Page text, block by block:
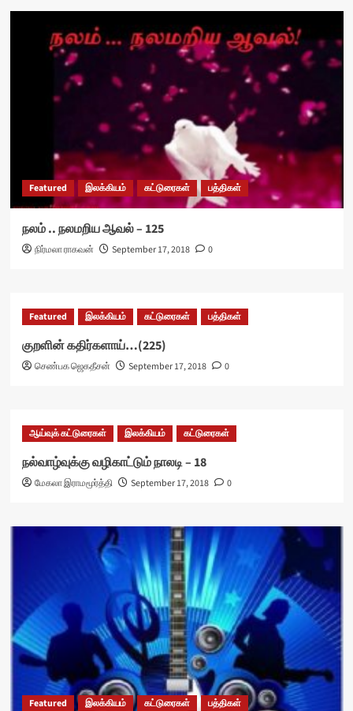
Featured இலக்கியம் கட்டுரைகள் பத்திகள்
நலம் .. நலமறிய ஆவல் – 125
நிர்மலா ராகவன் September 17, 2018 0
Featured இலக்கியம் கட்டுரைகள் பத்திகள்
குறளின் கதிர்களாய்…(225)
செண்பக ஜெகதீசன் September 17, 2018 0
ஆய்வுக் கட்டுரைகள் இலக்கியம் கட்டுரைகள்
நல்வாழ்வுக்கு வழிகாட்டும் நாலடி – 18
மேகலா இராமமூர்த்தி September 17, 2018 0
Featured இலக்கியம் கட்டுரைகள் பத்திகள்